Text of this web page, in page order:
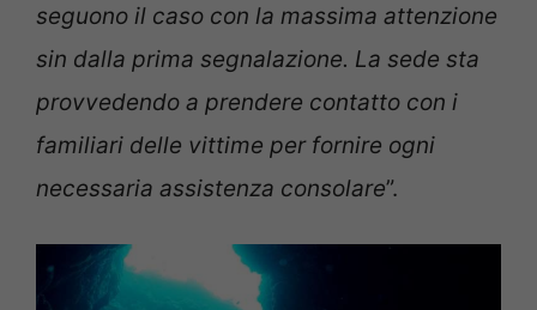
seguono il caso con la massima attenzione
sin dalla prima segnalazione. La sede sta
provvedendo a prendere contatto con i
familiari delle vittime per fornire ogni
necessaria assistenza consolare”.